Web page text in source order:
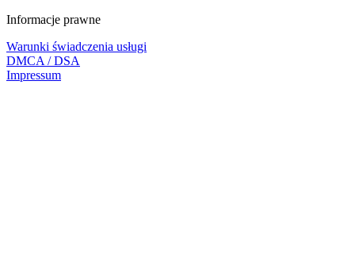
Informacje prawne
Warunki świadczenia usługi
DMCA / DSA
Impressum